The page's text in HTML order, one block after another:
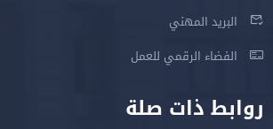
البريد المهني
الفضاء الرقمي للعمل
روابط ذات صلة